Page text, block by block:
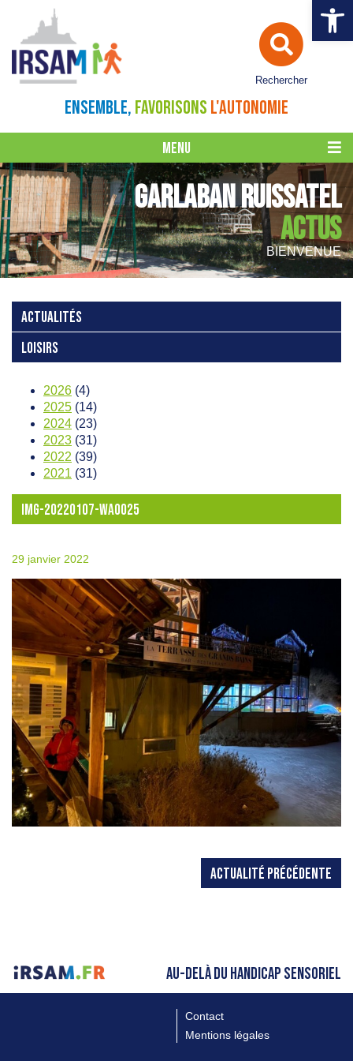
Ouvrir
Rechercher
ENSEMBLE, FAVORISONS L'AUTONOMIE
MENU
GARLABAN RUISSATEL
ACTUS
BIENVENUE
ACTUALITÉS
LOISIRS
2026 (4)
2025 (14)
2024 (23)
2023 (31)
2022 (39)
2021 (31)
IMG-20220107-WA0025
29 janvier 2022
ACTUALITÉ PRÉCÉDENTE
AU-DELÀ DU HANDICAP SENSORIEL
Contact
Mentions légales